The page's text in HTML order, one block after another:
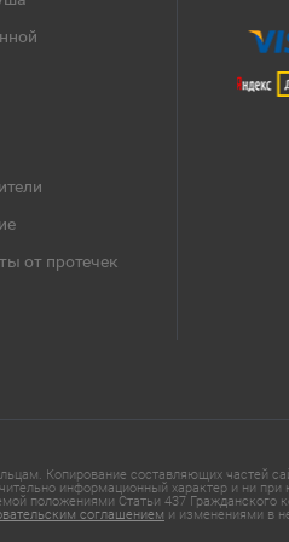
от протечек
Копирование составляющих частей
информационный характер и ни при
положениями Статьи 437 Гражданского
соглашением и изменениями в